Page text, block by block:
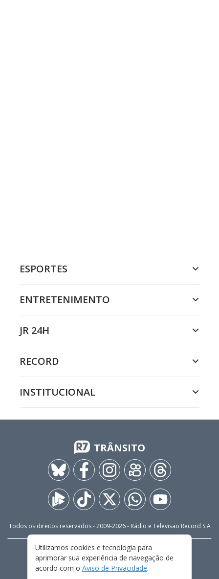
ESPORTES
ENTRETENIMENTO
JR 24H
RECORD
INSTITUCIONAL
TRÂNSITO
Todos os direitos reservados - 2009-2026- Rádio e Televisão Record S.A
FALE CONOSCO
PRIVACIDADE
TERMOS E CONDIÇÕES DE USO
Utilizamos cookies e tecnologia para
aprimorar sua experiência de navegação de
acordo com o Aviso de Privacidade.